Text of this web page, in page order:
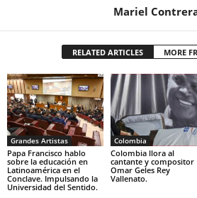
Mariel
RELATED ARTICLES MORE
Grandes Artistas
Papa Francisco hablo
sobre la educación en
Latinoamérica en el
Conclave. Impulsando la
Universidad del Sentido.
Colombia
Colombia llora al
cantante y compositor
Omar Geles Rey
Vallenato.